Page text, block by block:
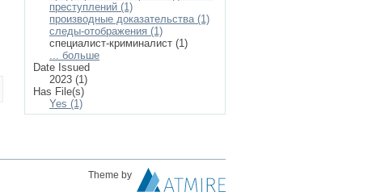
преступлений (1)
производные доказательства (1)
следы-отображения (1)
специалист-криминалист (1)
... больше
Date Issued
2023 (1)
Has File(s)
Yes (1)
Theme by